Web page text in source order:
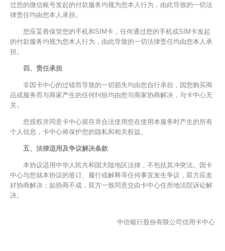
过您的微信账号发起的付款服务均视为您本人行为，由此导致的一切法
律责任均由您本人承担。
您应妥善保管您的手机和SIM卡，任何通过您的手机或SIM卡发起
的付款服务均视为您本人行为，由此导致的一切法律责任均由您本人承
担。
四、责任承担
非因卡中心的过错而导致的一切损失均由您自行承担，因您购买商
品或服务而与商家产生的任何纠纷均由您与商家协商解决，与卡中心无
关。
您授权并同意卡中心留存并合法使用您在使用本服务时产生的所有
个人信息，卡中心将保护您的隐私和相关权益。
五、法律适用及争议解决条款
本协议适用中华人民共和国大陆地区法律，不包括其冲突法。因卡
中心与您就本协议的签订、履行或解释等任何事宜发生争议，双方应友
好协商解决；如协商不成，双方一致同意交由卡中心住所地法院诉讼解
决。
中信银行股份有限公司信用卡中心